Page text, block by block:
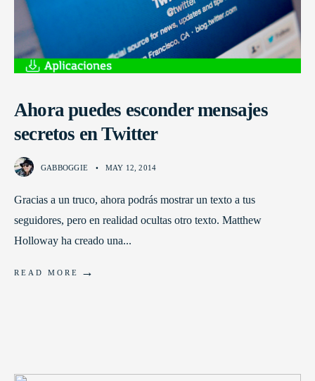
Ahora puedes esconder mensajes
secretos en Twitter
GABBOGGIE • MAY 12, 2014
Gracias a un truco, ahora podrás mostrar un texto a tus
seguidores, pero en realidad ocultas otro texto. Matthew
Holloway ha creado una...
READ MORE →